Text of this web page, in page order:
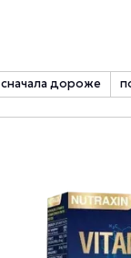
сначала дороже